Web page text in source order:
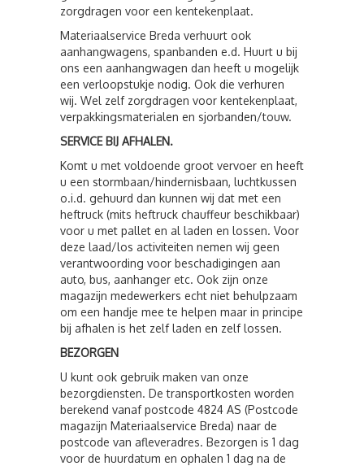
zorgdragen voor een kentekenplaat.
Materiaalservice Breda verhuurt ook
aanhangwagens, spanbanden e.d. Huurt u bij
ons een aanhangwagen dan heeft u mogelijk
een verloopstukje nodig. Ook die verhuren
wij. Wel zelf zorgdragen voor kentekenplaat,
verpakkingsmaterialen en sjorbanden/touw.
SERVICE BIJ AFHALEN.
Komt u met voldoende groot vervoer en heeft
u een stormbaan/hindernisbaan, luchtkussen
o.i.d. gehuurd dan kunnen wij dat met een
heftruck (mits heftruck chauffeur beschikbaar)
voor u met pallet en al laden en lossen. Voor
deze laad/los activiteiten nemen wij geen
verantwoording voor beschadigingen aan
auto, bus, aanhanger etc. Ook zijn onze
magazijn medewerkers echt niet behulpzaam
om een handje mee te helpen maar in principe
bij afhalen is het zelf laden en zelf lossen.
BEZORGEN
U kunt ook gebruik maken van onze
bezorgdiensten. De transportkosten worden
berekend vanaf postcode 4824 AS (Postcode
magazijn Materiaalservice Breda) naar de
postcode van afleveradres. Bezorgen is 1 dag
voor de huurdatum en ophalen 1 dag na de